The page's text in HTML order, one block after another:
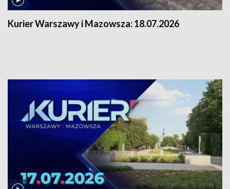
Kurier Warszawy i Mazowsza:18.07.2026